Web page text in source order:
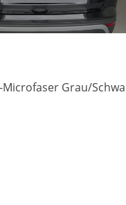
Festnetz
0961 381 762
Microfaser Grau/